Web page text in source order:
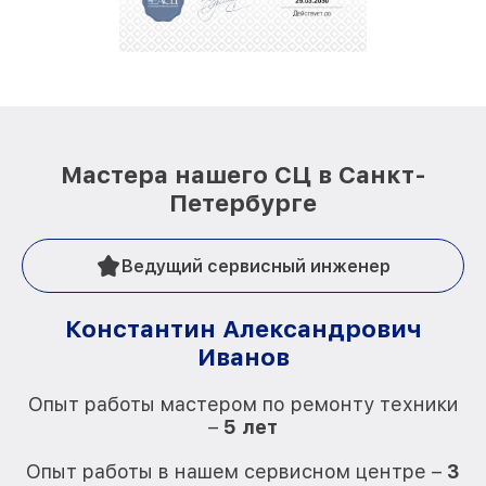
репутацию. Мы постоянно совершенствуемся и
Мастера нашего СЦ в Санкт-
Петербурге
Ведущий сервисный инженер
Константин Александрович
Иванов
Опыт работы мастером по ремонту техники
– 5 лет
Опыт работы в нашем сервисном центре – 3